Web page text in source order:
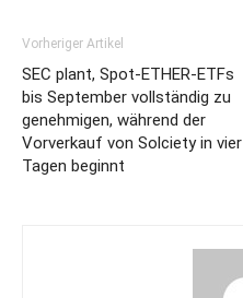
Vorheriger Artikel
SEC plant, Spot-ETHER-ETFs
bis September vollständig zu
genehmigen, während der
Vorverkauf von Solciety in vier
Tagen beginnt